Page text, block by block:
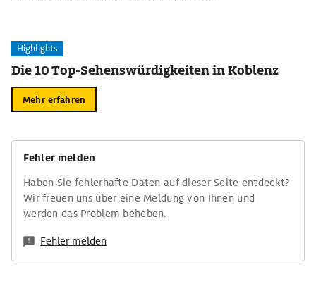
Highlights
Die 10 Top-Sehenswürdigkeiten in Koblenz
Mehr erfahren
Fehler melden
Haben Sie fehlerhafte Daten auf dieser Seite entdeckt?
Wir freuen uns über eine Meldung von Ihnen und
werden das Problem beheben.
Fehler melden